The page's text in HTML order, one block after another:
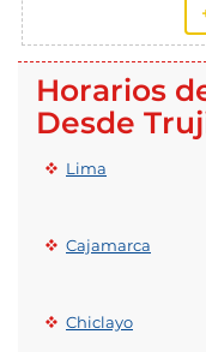
Horarios
Desde
Lima
Cajamarca
Chiclayo